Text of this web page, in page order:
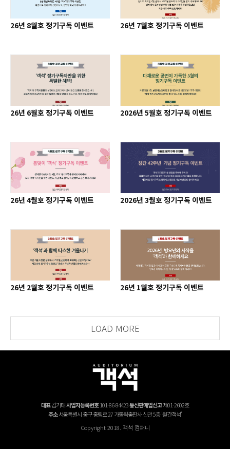
26년 8월호 정기구독 이벤트 26년 7월호 정기구독 이벤트
26년 6월호 정기구독 이벤트 2026년 5월호 정기구독 이벤트
26년 4월호 정기구독 이벤트 2026년 3월호 정기구독 이벤트
26년 2월호 정기구독 이벤트 26년 1월호 정기구독 이벤트
LOAD MORE
대표김기태사업자등록번호101-86-84423통신판매업신고제01-2602호
주소서울특별시 중구 중림로 27 가톨릭출판사 신관 5층 '월간객석'
Copyright 2018. 객석 컴퍼니